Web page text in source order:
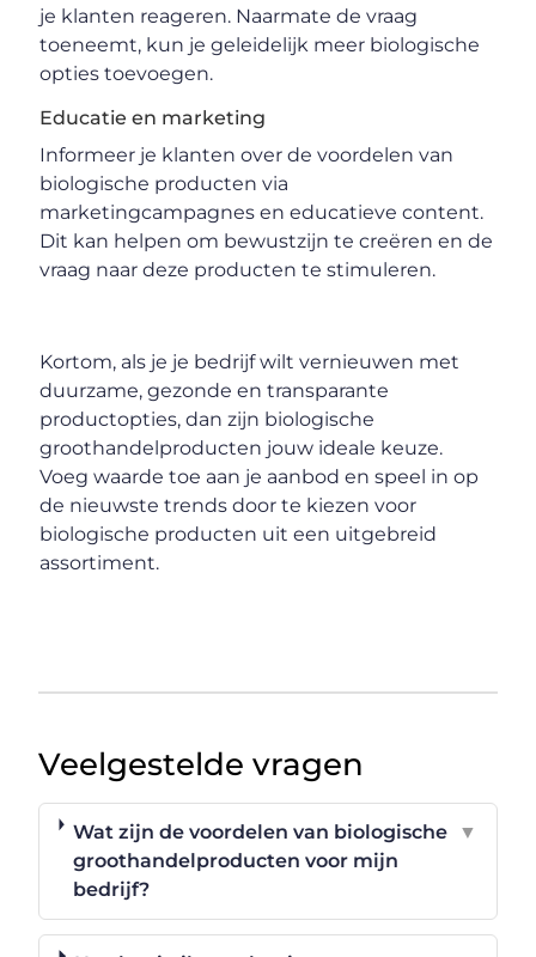
je klanten reageren. Naarmate de vraag
toeneemt, kun je geleidelijk meer biologische
opties toevoegen.
Educatie en marketing
Informeer je klanten over de voordelen van
biologische producten via
marketingcampagnes en educatieve content.
Dit kan helpen om bewustzijn te creëren en de
vraag naar deze producten te stimuleren.
Kortom, als je je bedrijf wilt vernieuwen met
duurzame, gezonde en transparante
productopties, dan zijn biologische
groothandelproducten jouw ideale keuze.
Voeg waarde toe aan je aanbod en speel in op
de nieuwste trends door te kiezen voor
biologische producten uit een uitgebreid
assortiment.
Veelgestelde vragen
Wat zijn de voordelen van biologische
groothandelproducten voor mijn
bedrijf?
▼